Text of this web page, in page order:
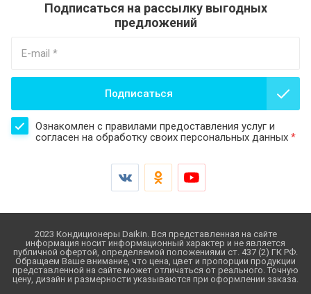
Подписаться на рассылку выгодных
предложений
Ознакомлен с правилами предоставления услуг и
согласен на обработку своих персональных данных *
Подписаться
2023 Кондиционеры Daikin. Вся представленная на сайте
информация носит информационный характер и не является
публичной офертой, определяемой положениями ст. 437 (2) ГК РФ.
Обращаем Ваше внимание, что цена, цвет и пропорции продукции
представленной на сайте может отличаться от реального. Точную
цену, дизайн и размерности указываются при оформлении заказа.